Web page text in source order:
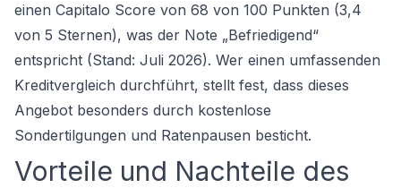
einen Capitalo Score von 68 von 100 Punkten (3,4
von 5 Sternen), was der Note „Befriedigend“
entspricht (Stand: Juli 2026). Wer einen umfassenden
Kreditvergleich durchführt, stellt fest, dass dieses
Angebot besonders durch kostenlose
Sondertilgungen und Ratenpausen besticht.
Vorteile und Nachteile des